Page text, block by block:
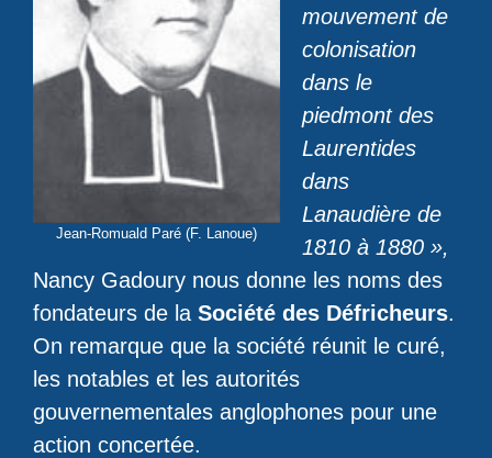
Jean-Romuald Paré (F. Lanoue)
mouvement de
colonisation
dans le
piedmont des
Laurentides
dans
Lanaudière de
1810 à 1880 »,
Nancy Gadoury nous donne les noms des
fondateurs de la Société des Défricheurs.
On remarque que la société réunit le curé,
les notables et les autorités
gouvernementales anglophones pour une
action concertée.